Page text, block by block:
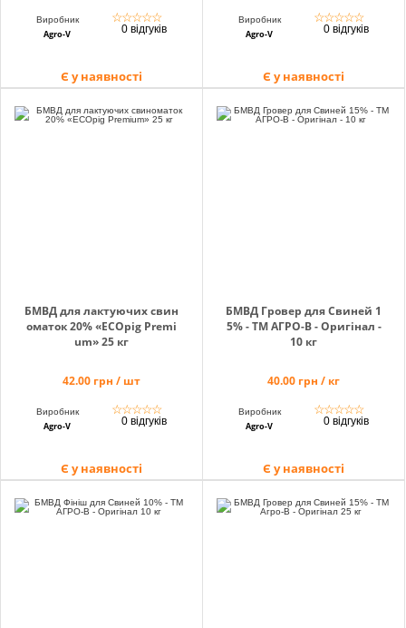
Виробник
Agro-V
☆☆☆☆☆
0 відгуків
Є у наявності
Виробник
Agro-V
☆☆☆☆☆
0 відгуків
Є у наявності
БМВД для лактуючих свин
оматок 20% «EСОpig Premi
um» 25 кг
42.00 грн / шт
Виробник
Agro-V
☆☆☆☆☆
0 відгуків
Є у наявності
БМВД Гровер для Свиней 1
5% - ТМ АГРО-В - Оригінал -
10 кг
40.00 грн / кг
Виробник
Agro-V
☆☆☆☆☆
0 відгуків
Є у наявності